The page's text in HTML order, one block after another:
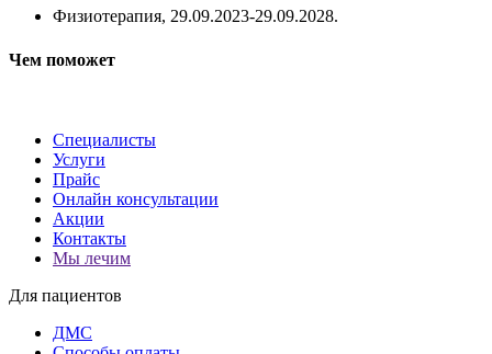
Физиотерапия, 29.09.2023-29.09.2028.
Чем поможет
Специалисты
Услуги
Прайс
Онлайн консультации
Акции
Контакты
Мы лечим
Для пациентов
ДМС